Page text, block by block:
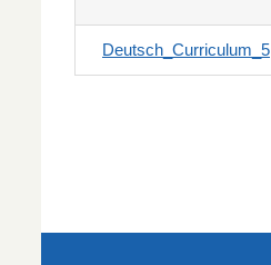
Deutsch_Curriculum_5